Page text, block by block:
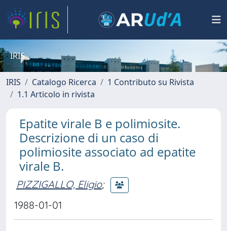
IRIS
IRIS Catalogo Ricerca
1 Contributo su Rivista
1.1 Articolo in rivista
Epatite virale B e polimiosite.
Descrizione di un caso di
polimiosite associato ad epatite
virale B.
PIZZIGALLO, Eligio;
1988-01-01